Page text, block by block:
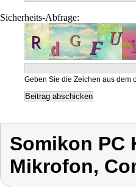
Sicherheits-Abfrage:
Geben Sie die Zeichen aus dem
Somikon PC
Mikrofon,